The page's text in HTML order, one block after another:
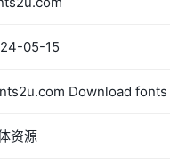
05-15
Download fonts
资源